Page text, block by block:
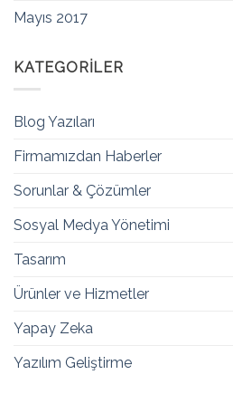
Mayıs 2017
KATEGORILER
Blog Yazıları
Firmamızdan Haberler
Sorunlar & Çözümler
Sosyal Medya Yönetimi
Tasarım
Ürünler ve Hizmetler
Yapay Zeka
Yazılım Geliştirme